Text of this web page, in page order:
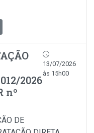
2026
nº
13/07/2026
às 15h00
DE